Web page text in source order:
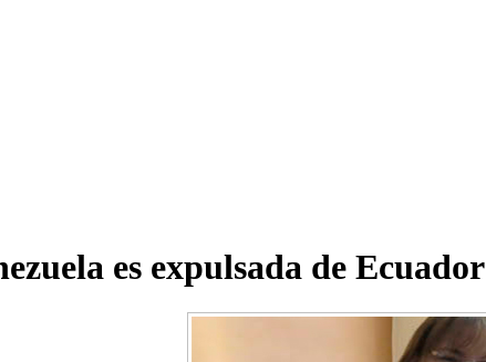
es expulsada de Ecuador